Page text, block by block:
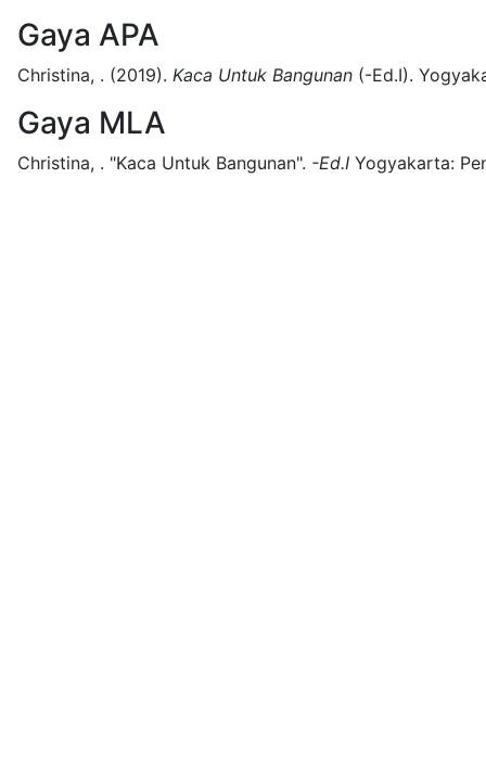
Gaya APA
Christina, . (2019). Kaca Untuk Bangunan (-Ed.I).
Gaya MLA
Christina, . "Kaca Untuk Bangunan". -Ed.I Yogyakarta: